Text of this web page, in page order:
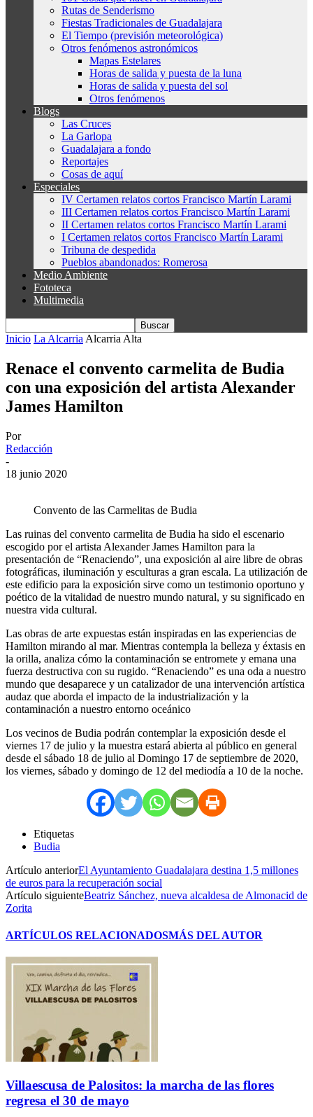
Rutas de Senderismo
Fiestas Tradicionales de Guadalajara
El Tiempo (previsión meteorológica)
Otros fenómenos astronómicos
Mapas Estelares
Horas de salida y puesta de la luna
Horas de salida y puesta del sol
Otros fenómenos
Blogs
Las Cruces
La Garlopa
Guadalajara a fondo
Reportajes
Cosas de aquí
Especiales
IV Certamen relatos cortos Francisco Martín Larami
III Certamen relatos cortos Francisco Martín Larami
II Certamen relatos cortos Francisco Martín Larami
I Certamen relatos cortos Francisco Martín Larami
Tribuna de despedida
Pueblos abandonados: Romerosa
Medio Ambiente
Fototeca
Multimedia
Inicio La Alcarria Alcarria Alta
Renace el convento carmelita de Budia
con una exposición del artista Alexander
James Hamilton
Por
Redacción
-
18 junio 2020
Convento de las Carmelitas de Budia
Las ruinas del convento carmelita de Budia ha sido el escenario
escogido por el artista Alexander James Hamilton para la
presentación de “Renaciendo”, una exposición al aire libre de obras
fotográficas, iluminación y esculturas a gran escala. La utilización de
este edificio para la exposición sirve como un testimonio oportuno y
poético de la vitalidad de nuestro mundo natural, y su significado en
nuestra vida cultural.
Las obras de arte expuestas están inspiradas en las experiencias de
Hamilton mirando al mar. Mientras contempla la belleza y éxtasis en
la orilla, analiza cómo la contaminación se entromete y emana una
fuerza destructiva con su rugido. “Renaciendo” es una oda a nuestro
mundo que desaparece y un catalizador de una intervención artística
audaz que aborda el impacto de la industrialización y la
contaminación a nuestro entorno oceánico
Los vecinos de Budia podrán contemplar la exposición desde el
viernes 17 de julio y la muestra estará abierta al público en general
desde el sábado 18 de julio al Domingo 17 de septiembre de 2020,
los viernes, sábado y domingo de 12 del mediodía a 10 de la noche.
Etiquetas
Budia
Artículo anteriorEl Ayuntamiento Guadalajara destina 1,5 millones
de euros para la recuperación social
Artículo siguienteBeatriz Sánchez, nueva alcaldesa de Almonacid de
Zorita
ARTÍCULOS RELACIONADOSMÁS DEL AUTOR
Villaescusa de Palositos: la marcha de las flores
regresa el 30 de mayo